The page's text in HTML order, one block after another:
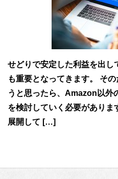
せどりで安定した利益を出し
も重要となってきます。 そ
うと思ったら、Amazon以外
を検討していく必要がありま
展開して […]